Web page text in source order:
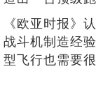
《欧亚时报》
战斗机制造经
型飞行也需要